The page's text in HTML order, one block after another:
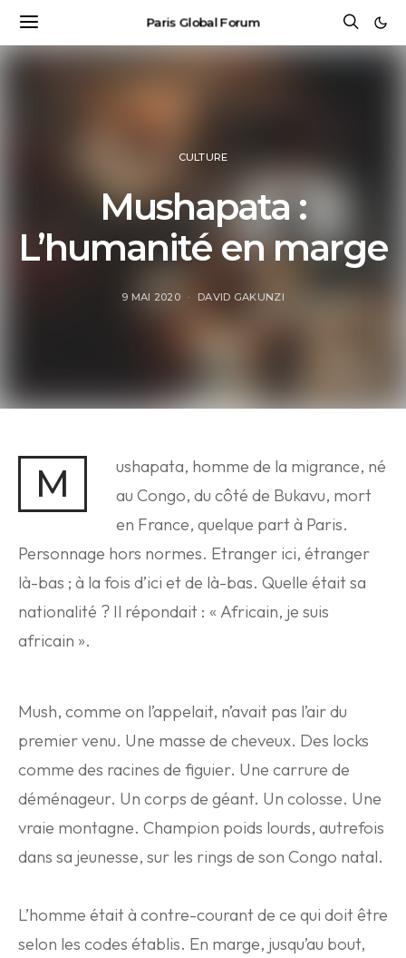
Paris Global Forum
CULTURE
Mushapata :
L’humanité en marge
9 MAI 2020 DAVID GAKUNZI
M
ushapata, homme de la migrance, né
au Congo, du côté de Bukavu, mort
en France, quelque part à Paris.
Personnage hors normes. Etranger ici, étranger
là-bas ; à la fois d’ici et de là-bas. Quelle était sa
nationalité ? Il répondait : « Africain, je suis
africain ».
Mush, comme on l’appelait, n’avait pas l’air du
premier venu. Une masse de cheveux. Des locks
comme des racines de figuier. Une carrure de
déménageur. Un corps de géant. Un colosse. Une
vraie montagne. Champion poids lourds, autrefois
dans sa jeunesse, sur les rings de son Congo natal.
L’homme était à contre-courant de ce qui doit être
selon les codes établis. En marge, jusqu’au bout,